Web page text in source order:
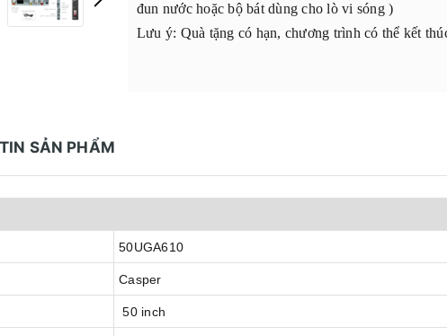
đun nước hoặc bộ bát dùng cho lò vi sóng )
Lưu ý: Quà tặng có hạn, chương trình có thể kết
SẢN PHẨM
50UGA610
Casper
50 inch